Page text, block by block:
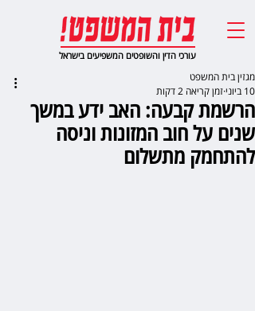
עורכי הדין והשופטים המשפיעים בישראל
הרשמת קבעה: האב ידע במשך
שנים על חוב המזונות וניסה
להתחמק מתשלום
מגזין בית המשפט
10 ביוני
זמן קריאה 2 דקות